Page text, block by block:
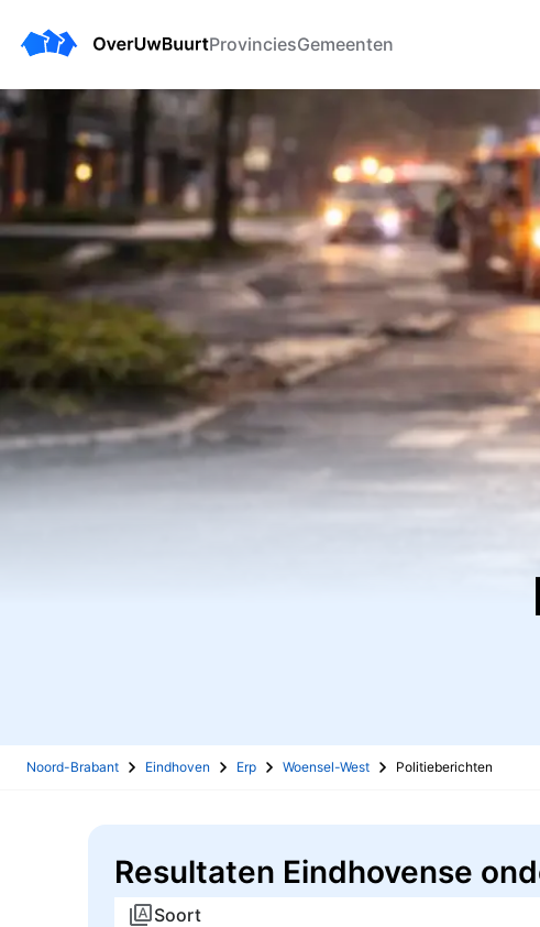
ProvinciesGemeenten
Noord-Brabant Eindhoven Erp Woensel-West Politieberichten
Resultaten Eindhovense
Soort